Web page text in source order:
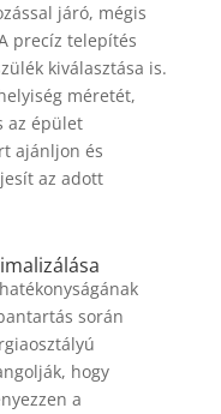
járó, mégis
precíz telepítés
kiválasztása is.
méretét,
az épület
ajánljon és
az adott
során
hogy
a